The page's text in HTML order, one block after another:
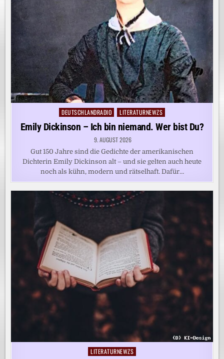
Posted
in
DEUTSCHLANDRADIO LITERATURNEWZS
Emily Dickinson – Ich bin niemand. Wer bist Du?
9. AUGUST 2026
Gut 150 Jahre sind die Gedichte der amerikanischen
Dichterin Emily Dickinson alt – und sie gelten auch heute
noch als kühn, modern und rätselhaft. Dafür…
Posted
LITERATURNEWZS